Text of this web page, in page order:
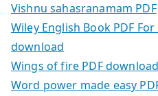
Vishnu sahasranamam PDF
Wiley English Book PDF
download
Wings of fire PDF download
Word power made easy